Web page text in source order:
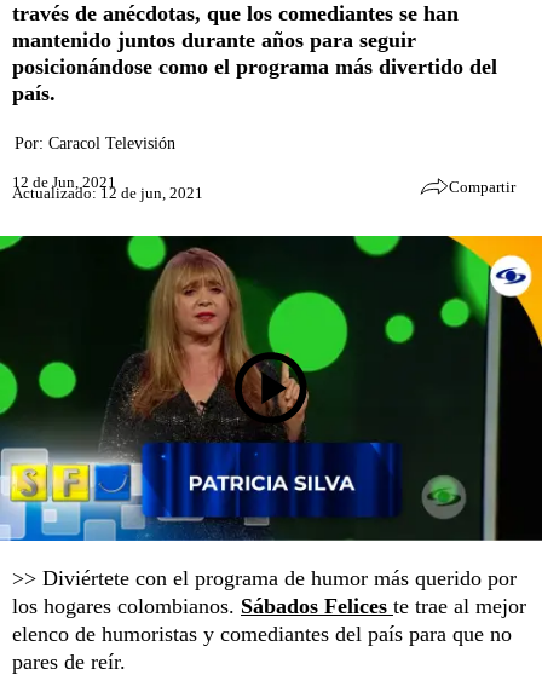
través de anécdotas, que los comediantes se han
mantenido juntos durante años para seguir
posicionándose como el programa más divertido del
país.
Por: Caracol Televisión
12 de Jun, 2021
Actualizado: 12 de jun, 2021 Compartir
>> Diviértete con el programa de humor más querido por
los hogares colombianos. Sábados Felices te trae al mejor
elenco de humoristas y comediantes del país para que no
pares de reír.